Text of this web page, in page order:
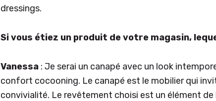
dressings.
Si vous étiez un produit de votre magasin,
Vanessa : Je serai un canapé avec un look
confort cocooning. Le canapé est le mobilier qui
convivialité. Le revêtement choisi est un élément